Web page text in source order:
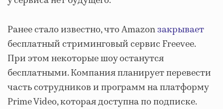
Ранее стало известно, что Amazonзакрывает
бесплатный стриминговый сервис Freevee.
При этом некоторые шоу останутся
бесплатными. Компания планирует перевести
часть сотрудников и программ на платформу
Prime Video, которая доступна по подписке.